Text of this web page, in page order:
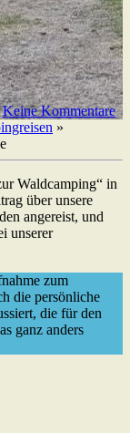
Keine Kommentare
»
Waldcamping“ in
über unsere
angereist, und
unserer
zum
die persönliche
die für den
ganz anders